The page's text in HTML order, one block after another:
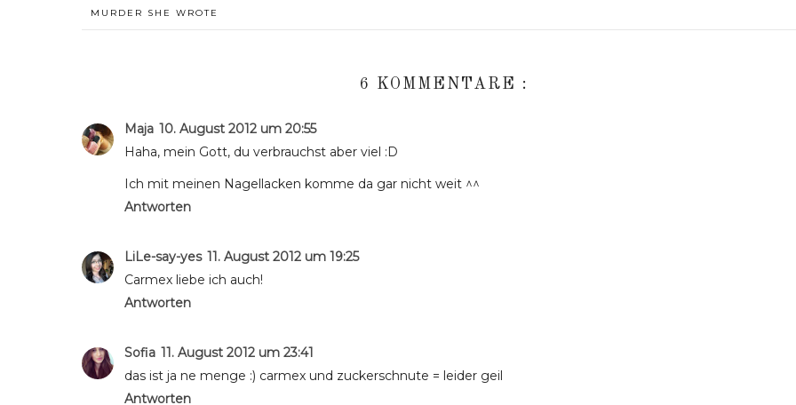
MURDER SHE WROTE
6 KOMMENTARE :
Maja 10. August 2012 um 20:55
Haha, mein Gott, du verbrauchst aber viel :D
Ich mit meinen Nagellacken komme da gar nicht weit ^^
Antworten
LiLe-say-yes 11. August 2012 um 19:25
Carmex liebe ich auch!
Antworten
Sofia 11. August 2012 um 23:41
das ist ja ne menge :) carmex und zuckerschnute = leider geil
Antworten